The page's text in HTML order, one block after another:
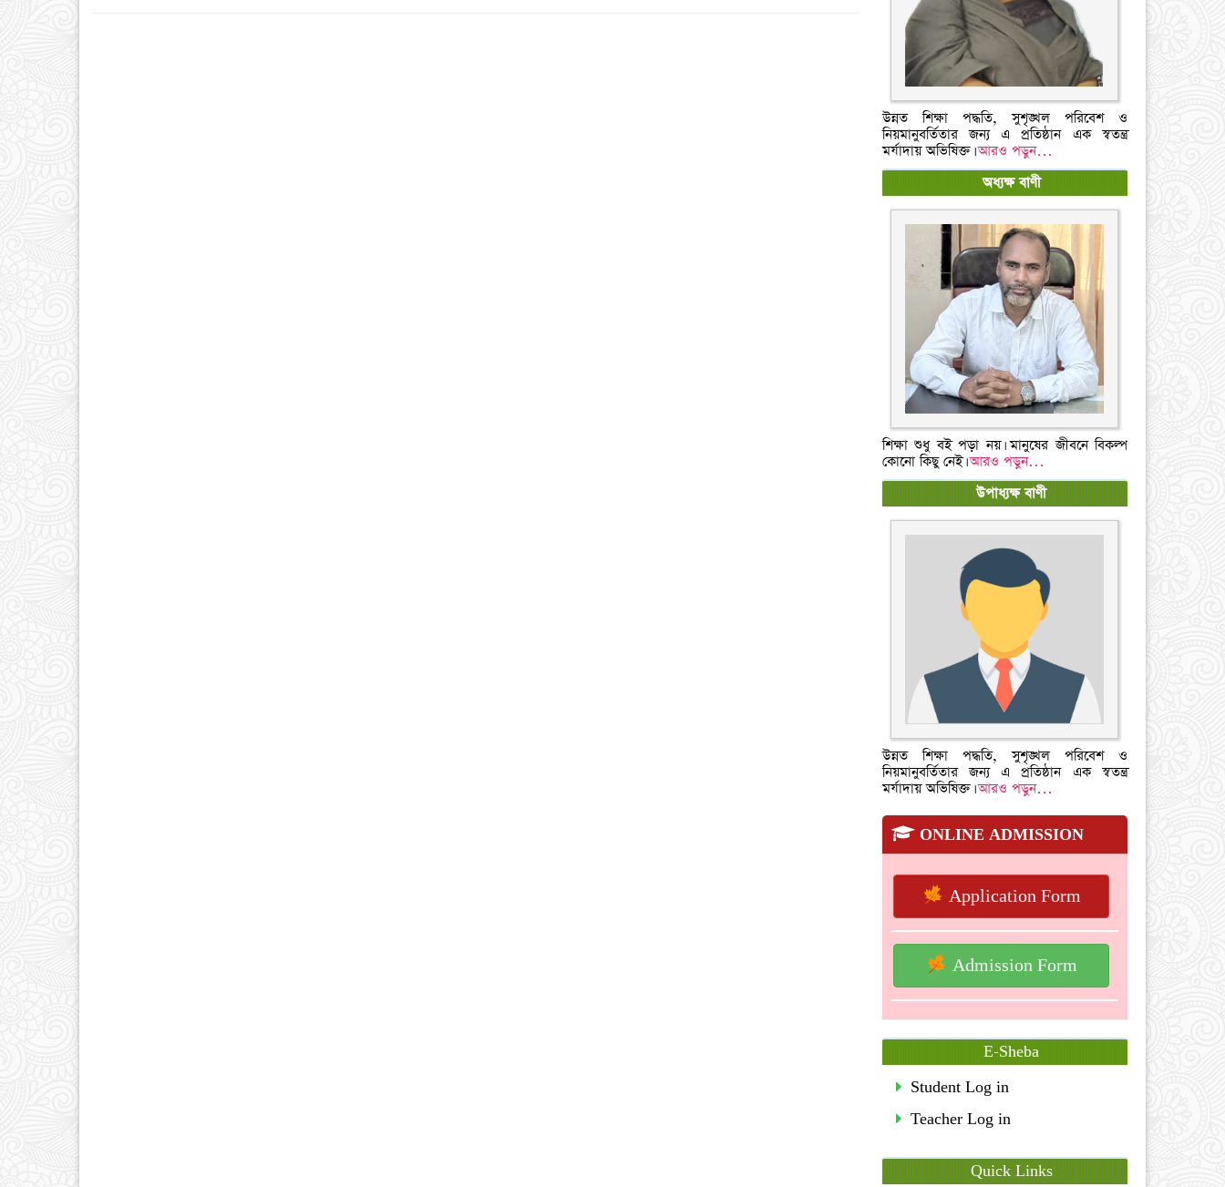
উন্নত শিক্ষা পদ্ধতি, সুশৃঙ্খল পরিবেশ ও
নিয়মানুবর্তিতার জন্য এ প্রতিষ্ঠান এক স্বতন্ত্র
মর্যাদায় অভিষিক্ত।আরও পড়ুন…
অধ্যক্ষ বাণী
শিক্ষা শুধু বই পড়া নয়। মানুষের জীবনে বিকল্প
কোনো কিছু নেই।আরও পড়ুন…
উপাধ্যক্ষ বাণী
উন্নত শিক্ষা পদ্ধতি, সুশৃঙ্খল পরিবেশ ও
নিয়মানুবর্তিতার জন্য এ প্রতিষ্ঠান এক স্বতন্ত্র
মর্যাদায় অভিষিক্ত।আরও পড়ুন…
ONLINE ADMISSION
Application Form
Admission Form
E-Sheba
Student Log in
Teacher Log in
Quick Links